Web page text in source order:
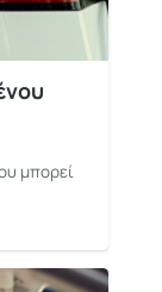
μπορεί